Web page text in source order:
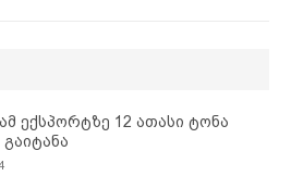
ექსპორტზე 12 ათასი ტონა